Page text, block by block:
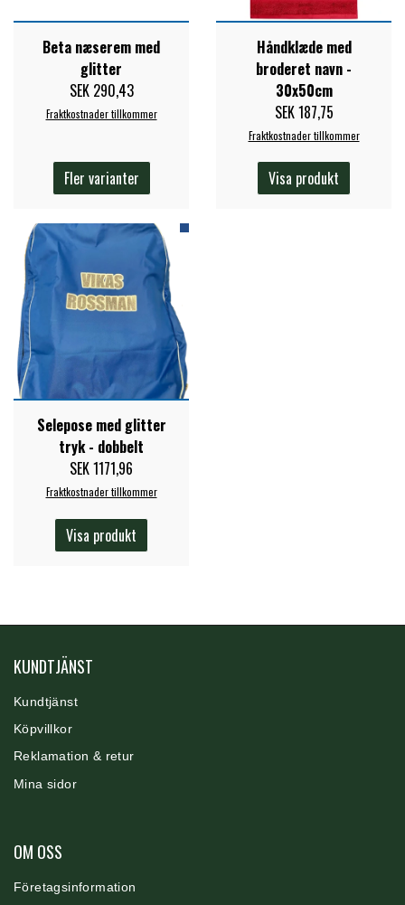
WALDHAUSEN
QHP -BRANDS OF Q
PREMIER EQUINE INSEKTBESKYTTELSE
Beta næserem med
glitter
SEK 290,43
Fraktkostnader tillkommer
Fler varianter
Håndklæde med
broderet navn -
30x50cm
SEK 187,75
Fraktkostnader tillkommer
Visa produkt
Selepose med glitter
tryk - dobbelt
SEK 1171,96
Fraktkostnader tillkommer
Visa produkt
KUNDTJÄNST
Kundtjänst
Köpvillkor
Reklamation & retur
Mina sidor
OM OSS
Företagsinformation